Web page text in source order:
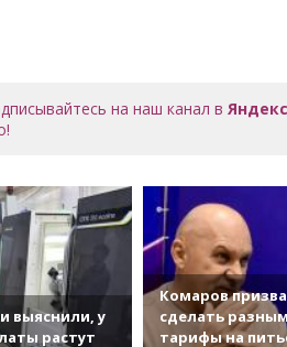
на наш канал в
выяснили, у
растут
Комаров
сделать
тарифы на